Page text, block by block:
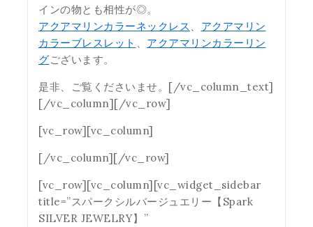
インの物とも相性が◎。
アクアマリンカラーネックレス
アクアマリン
カラーブレスレット
アクアマリンカラーリン
グございます。
是非、ご覧くださいませ。[/vc_column_text]
[/vc_column][/vc_row]
[vc_row][vc_column]
[/vc_column][/vc_row]
[vc_row][vc_column][vc_widget_sidebar
title=”スパークシルバージュエリー【Spark
SILVER JEWELRY】”